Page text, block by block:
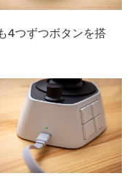
4つずつボタンを搭